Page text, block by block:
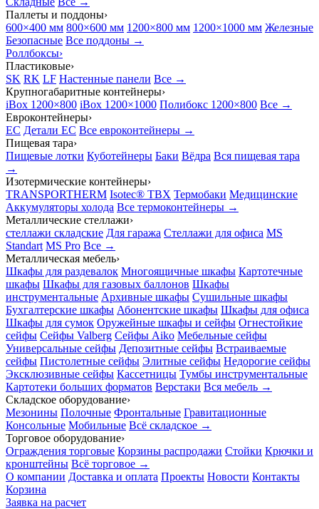
Паллеты и поддоны›
600×400 мм 800×600 мм 1200×800 мм 1200×1000 мм Железные
Безопасные Все поддоны →
Роллбоксы›
Пластиковые›
SK RK LF Настенные панели Все →
Крупногабаритные контейнеры›
iBox 1200×800 iBox 1200×1000 Полибокс 1200×800 Все →
Евроконтейнеры›
EC Детали EC Все евроконтейнеры →
Пищевая тара›
Пищевые лотки Куботейнеры Баки Вёдра Вся пищевая тара
→
Изотермические контейнеры›
TRANSPORTHERM Isotec® TBX Термобаки Медицинские
Аккумуляторы холода Все термоконтейнеры →
Металлические стеллажи›
стеллажи складские Для гаража Стеллажи для офиса MS
Standart MS Pro Все →
Металлическая мебель›
Шкафы для раздевалок Многоящичные шкафы Картотечные
шкафы Шкафы для газовых баллонов Шкафы
инструментальные Архивные шкафы Сушильные шкафы
Бухгалтерские шкафы Абонентские шкафы Шкафы для офиса
Шкафы для сумок Оружейные шкафы и сейфы Огнестойкие
сейфы Сейфы Valberg Сейфы Aiko Мебельные сейфы
Универсальные сейфы Депозитные сейфы Встраиваемые
сейфы Пистолетные сейфы Элитные сейфы Недорогие сейфы
Эксклюзивные сейфы Кассетницы Тумбы инструментальные
Картотеки больших форматов Верстаки Вся мебель →
Складское оборудование›
Мезонины Полочные Фронтальные Гравитационные
Консольные Мобильные Всё складское →
Торговое оборудование›
Ограждения торговые Корзины распродажи Стойки Крючки и
кронштейны Всё торговое →
О компании Доставка и оплата Проекты Новости Контакты
Корзина
Заявка на расчет